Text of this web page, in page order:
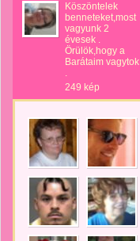
Köszöntelek
benneteket,most
vagyunk 2
évesek .
Örülök,hogy a
Barátaim vagytok
.
249 kép